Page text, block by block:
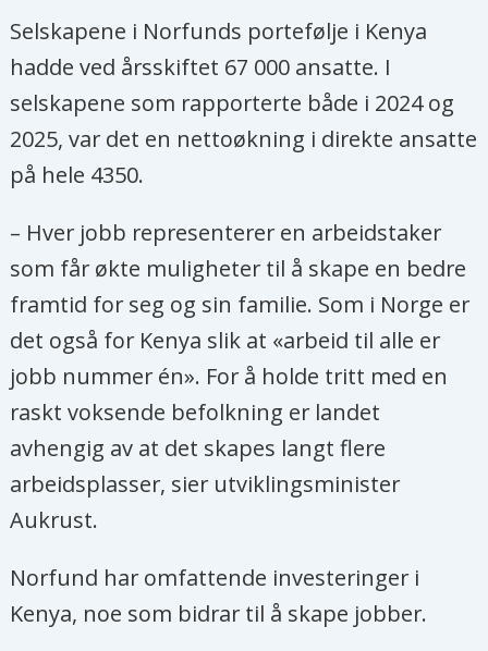
Selskapene i Norfunds portefølje i Kenya
hadde ved årsskiftet 67 000 ansatte. I
selskapene som rapporterte både i 2024 og
2025, var det en nettoøkning i direkte ansatte
på hele 4350.
– Hver jobb representerer en arbeidstaker
som får økte muligheter til å skape en bedre
framtid for seg og sin familie. Som i Norge er
det også for Kenya slik at «arbeid til alle er
jobb nummer én». For å holde tritt med en
raskt voksende befolkning er landet
avhengig av at det skapes langt flere
arbeidsplasser, sier utviklingsminister
Aukrust.
Norfund har omfattende investeringer i
Kenya, noe som bidrar til å skape jobber.